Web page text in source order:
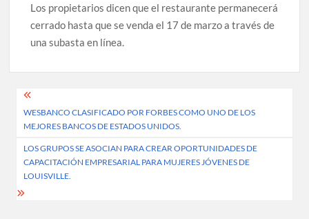
Los propietarios dicen que el restaurante permanecerá
cerrado hasta que se venda el 17 de marzo a través de
una subasta en línea.
Post
navigation
WESBANCO CLASIFICADO POR FORBES COMO UNO DE LOS
MEJORES BANCOS DE ESTADOS UNIDOS.
LOS GRUPOS SE ASOCIAN PARA CREAR OPORTUNIDADES DE
CAPACITACIÓN EMPRESARIAL PARA MUJERES JÓVENES DE
LOUISVILLE.